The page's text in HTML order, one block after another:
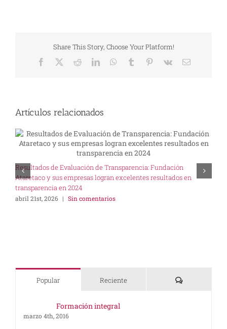
Share This Story, Choose Your Platform!
Facebook RedditLinkedInWhatsApp
Tumblr Pinterest
Vk
Correo
Artículos relacionados
Resultados de Evaluación de Transparencia: Fundación
Ataretaco y sus empresas logran excelentes resultados en
transparencia en 2024
abril 21st, 2026 | Sin comentarios
Popular Reciente Comentarios
Formación integral
marzo 4th, 2016